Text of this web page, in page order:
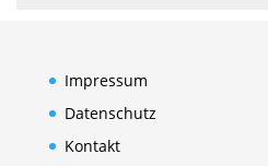
Impressum
Datenschutz
Kontakt